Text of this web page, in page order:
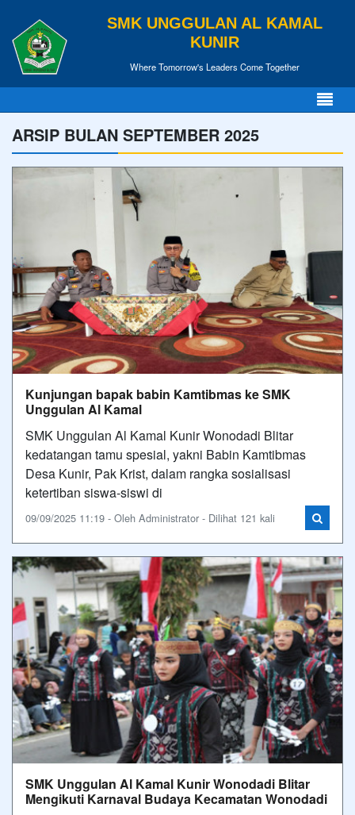
SMK UNGGULAN AL KAMAL
KUNIR
Where Tomorrow's Leaders Come Together
ARSIP BULAN SEPTEMBER 2025
Kunjungan bapak babin Kamtibmas ke SMK
Unggulan Al Kamal
SMK Unggulan Al Kamal Kunir Wonodadi Blitar
kedatangan tamu spesial, yakni Babin Kamtibmas
Desa Kunir, Pak Krist, dalam rangka sosialisasi
ketertiban siswa-siswi di
09/09/2025 11:19 - Oleh Administrator - Dilihat 121 kali
SMK Unggulan Al Kamal Kunir Wonodadi Blitar
Mengikuti Karnaval Budaya Kecamatan Wonodadi